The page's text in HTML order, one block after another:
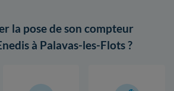
la pose de son compteur
à Palavas-les-Flots ?